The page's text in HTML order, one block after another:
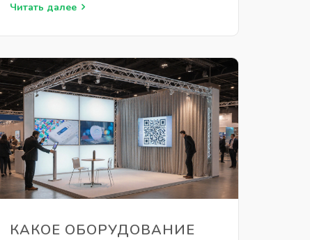
Читать далее
КАКОЕ ОБОРУДОВАНИЕ